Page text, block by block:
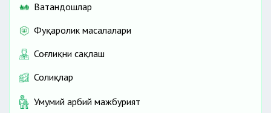
Ватандошлар
Фуқаролик масалалари
Соғлиқни сақлаш
Солиқлар
Умумий ҳарбий мажбурият